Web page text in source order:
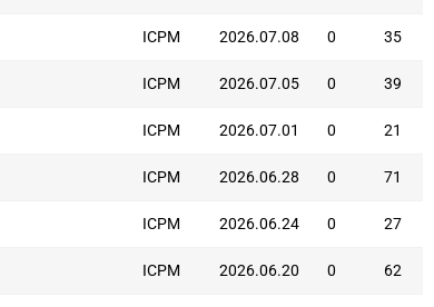
ICPM 2026.07.08 0 35
ICPM 2026.07.05 0 39
ICPM 2026.07.01 0 21
ICPM 2026.06.28 0 71
ICPM 2026.06.24 0 27
ICPM 2026.06.20 0 62